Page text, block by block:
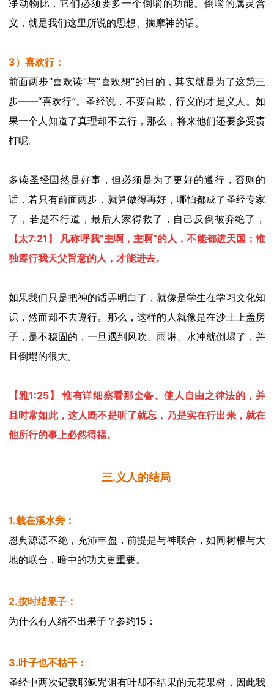
净动物比 ，它们必须要多一个倒嚼的功能。倒嚼的属灵含
义，就是我们这里所说的思想、揣摩神的话。
3）喜欢行：
前面两步“喜欢读”与“喜欢想”的目的，其实就是为了这第三
步——“喜欢行”。圣经说， 不要自欺，行 义 的才是 义 人 。如
果一个人知道了真理却不去行，那么，将来他们还要多受责
打呢。
多读圣经固然是好事，但必须是为了更好的遵行 ，否则的
话，若只有前面两步 ，就算做得再好，哪怕都成了圣经专家
了， 若是不行道， 最后人家得救了 ， 自己 反倒被弃绝了，
【太7:21】 凡称呼我“主啊，主啊”的人，不能都进天国；惟
独遵行我天父旨意的人，才能进去。
如果我们只是把神的话弄明白了，就像是学生在学习文化知
识，然而却不去遵行。那么，这样的 人就像是在沙土上盖房
子 ，是不稳固的，一旦遇到风吹、雨淋、水冲就倒塌了，并
且倒塌的很大。
【雅1:25】 惟有详细察看那全备、使人自由之律法的，并
且时常如此，这人既不是听了就忘，乃是实在行出来，就在
他所行的事上必然得福。
三.义人的结局
1.栽在溪水旁：
恩典源源不绝，充沛丰盈，前提是与神联合，如同树根与大
地的联合，暗中的功夫更重要。
2.按时结果子：
为什么有人结不出果子？参约15：
3.叶子也不枯干：
圣经中两次记载耶稣咒诅有叶却不结果的无花果树，因此我